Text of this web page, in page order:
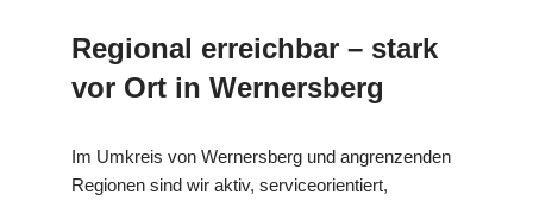
Regional erreichbar – stark
vor Ort in Wernersberg
Im Umkreis von Wernersberg und angrenzenden
Regionen sind wir aktiv, serviceorientiert,